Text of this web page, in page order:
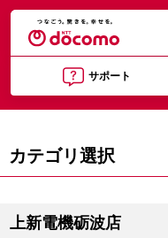
サポート
カテゴリ選択
上新電機砺波店